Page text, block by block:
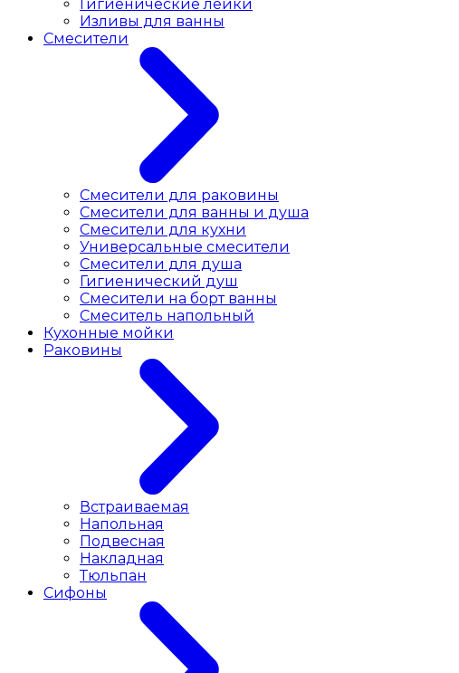
Гигиенические лейки
Изливы для ванны
Смесители
Смесители для раковины
Cмесители для ванны и душа
Смесители для кухни
Универсальные смесители
Смесители для душа
Гигиенический душ
Смесители на борт ванны
Смеситель напольный
Кухонные мойки
Раковины
Встраиваемая
Напольная
Подвесная
Накладная
Тюльпан
Сифоны